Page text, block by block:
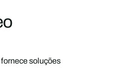
soluções